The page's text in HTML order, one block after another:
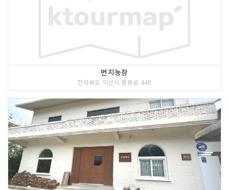
번지농장
전라북도 익산시 평동로 448